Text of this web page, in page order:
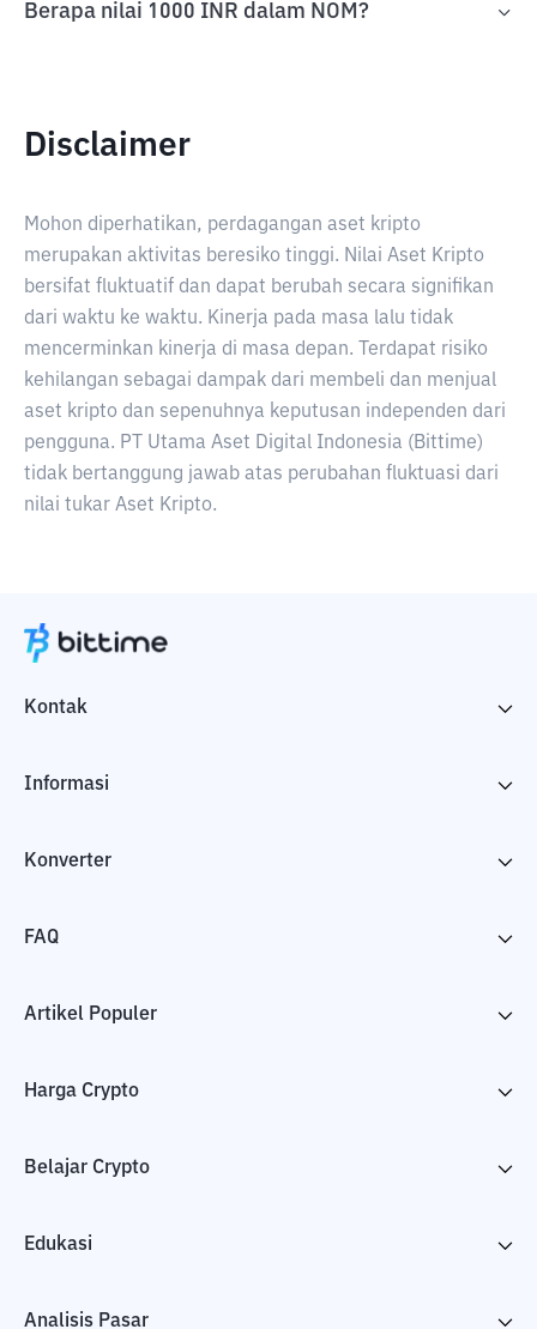
Berapa nilai 1000 INR dalam NOM?
Disclaimer
Mohon diperhatikan, perdagangan aset kripto
merupakan aktivitas beresiko tinggi. Nilai Aset Kripto
bersifat fluktuatif dan dapat berubah secara signifikan
dari waktu ke waktu. Kinerja pada masa lalu tidak
mencerminkan kinerja di masa depan. Terdapat risiko
kehilangan sebagai dampak dari membeli dan menjual
aset kripto dan sepenuhnya keputusan independen dari
pengguna. PT Utama Aset Digital Indonesia (Bittime)
tidak bertanggung jawab atas perubahan fluktuasi dari
nilai tukar Aset Kripto.
Kontak
Informasi
Konverter
FAQ
Artikel Populer
Harga Crypto
Belajar Crypto
Edukasi
Analisis Pasar